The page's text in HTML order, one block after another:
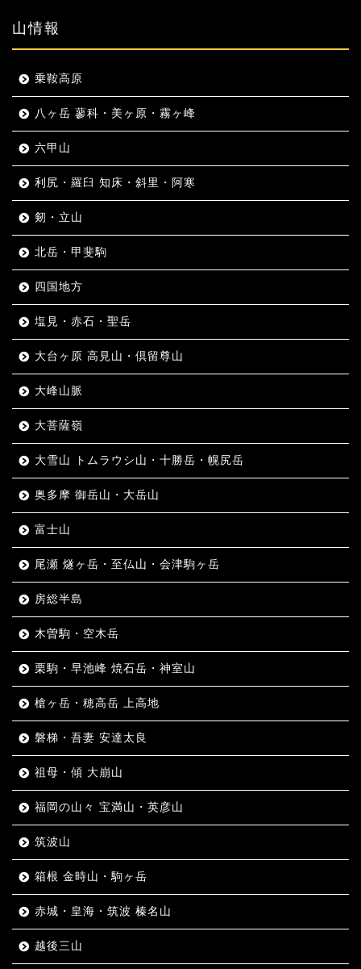
山情報
乗鞍高原
八ヶ岳 蓼科・美ヶ原・霧ヶ峰
六甲山
利尻・羅臼 知床・斜里・阿寒
剱・立山
北岳・甲斐駒
四国地方
塩見・赤石・聖岳
大台ヶ原 高見山・倶留尊山
大峰山脈
大菩薩嶺
大雪山 トムラウシ山・十勝岳・幌尻岳
奥多摩 御岳山・大岳山
富士山
尾瀬 燧ヶ岳・至仏山・会津駒ヶ岳
房総半島
木曽駒・空木岳
栗駒・早池峰 焼石岳・神室山
槍ヶ岳・穂高岳 上高地
磐梯・吾妻 安達太良
祖母・傾 大崩山
福岡の山々 宝満山・英彦山
筑波山
箱根 金時山・駒ヶ岳
赤城・皇海・筑波 榛名山
越後三山